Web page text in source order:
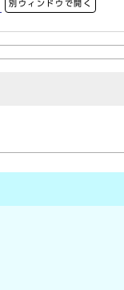
別ウィンドウで開く